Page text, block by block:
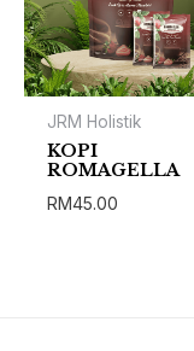
JRM Holistik
KOPI
ROMAGELLA
RM45.00